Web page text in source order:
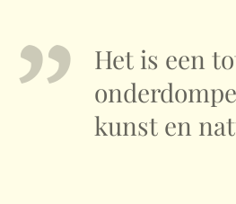
Het is een
kunst en